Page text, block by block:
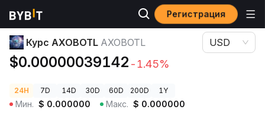
Регистрация
Цены криптовалют Курс AXOBOTL AXOBOTL
Курс AXOBOTL AXOBOTL
$0.00000039142 -1.45%
USD
24H 7D 14D 30D 60D 200D 1Y
Мин. $ 0.000000 Макс. $ 0.000000